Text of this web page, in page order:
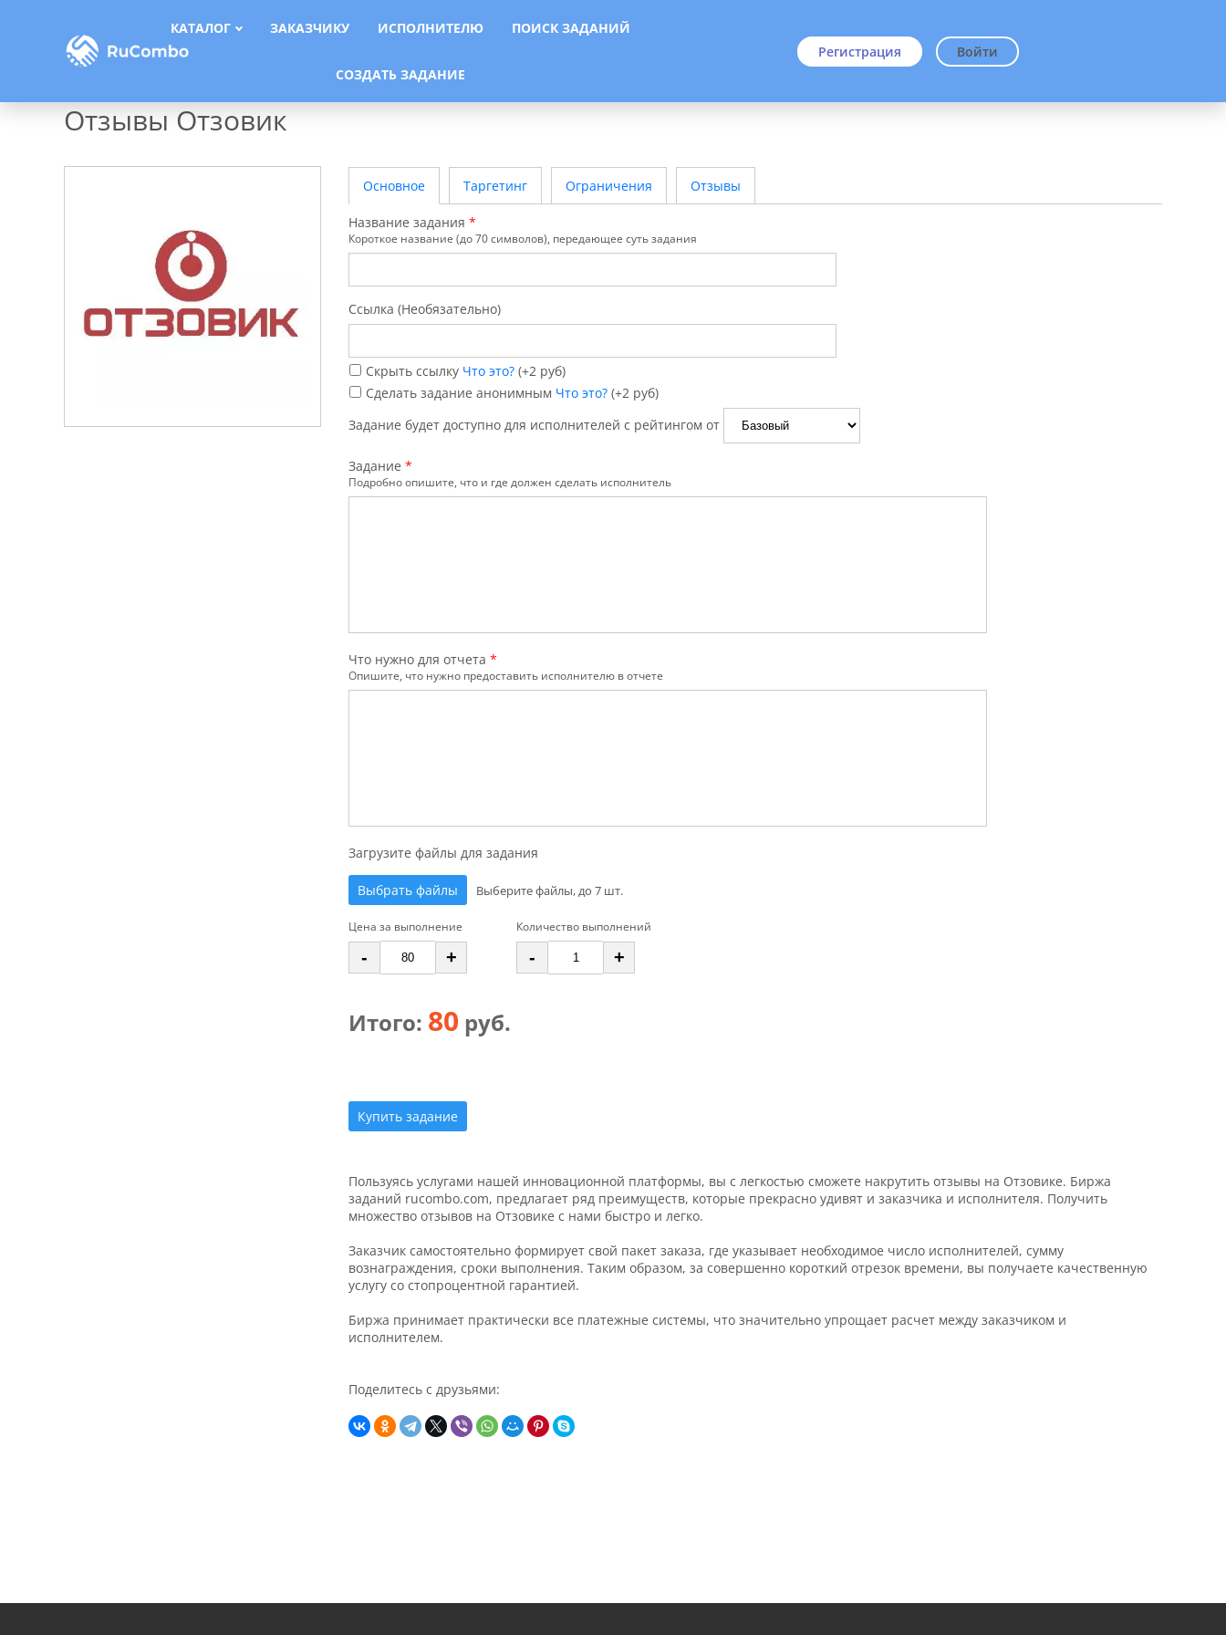
Вход Регистрация
КАТАЛОГ ЗАКАЗЧИКУ ИСПОЛНИТЕЛЮ ПОИСК ЗАДАНИЙ
СОЗДАТЬ ЗАДАНИЕ
Регистрация Войти
Отзывы Отзовик
Основное Таргетинг Ограничения Отзывы
Название задания *
Короткое название (до 70 символов), передающее суть задания
Ссылка (Необязательно)
Скрыть ссылку Что это? (+2 руб)
Сделать задание анонимным Что это? (+2 руб)
Задание будет доступно для исполнителей с рейтингом от
Задание *
Подробно опишите, что и где должен сделать исполнитель
Что нужно для отчета *
Опишите, что нужно предоставить исполнителю в отчете
Загрузите файлы для задания
Выбрать файлы Выберите файлы, до 7 шт.
Цена за выполнение
- +
Количество выполнений
- +
Итого: 80 руб.
Купить задание
Пользуясь услугами нашей инновационной платформы, вы с легкостью сможете накрутить отзывы на Отзовике. Биржа
заданий rucombo.com, предлагает ряд преимуществ, которые прекрасно удивят и заказчика и исполнителя. Получить
множество отзывов на Отзовике с нами быстро и легко.
Заказчик самостоятельно формирует свой пакет заказа, где указывает необходимое число исполнителей, сумму
вознаграждения, сроки выполнения. Таким образом, за совершенно короткий отрезок времени, вы получаете качественную
услугу со стопроцентной гарантией.
Биржа принимает практически все платежные системы, что значительно упрощает расчет между заказчиком и
исполнителем.
Поделитесь с друзьями: